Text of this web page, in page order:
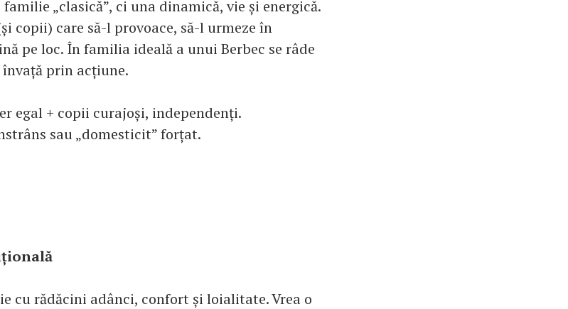
„clasică”, ci una dinamică, vie și energică.
copii) care să-l provoace, să-l urmeze în
pe loc. În familia ideală a unui Berbec se râde
prin acțiune.
egal + copii curajoși, independenți.
sau „domesticit” forțat.
cu rădăcini adânci, confort și loialitate. Vrea o